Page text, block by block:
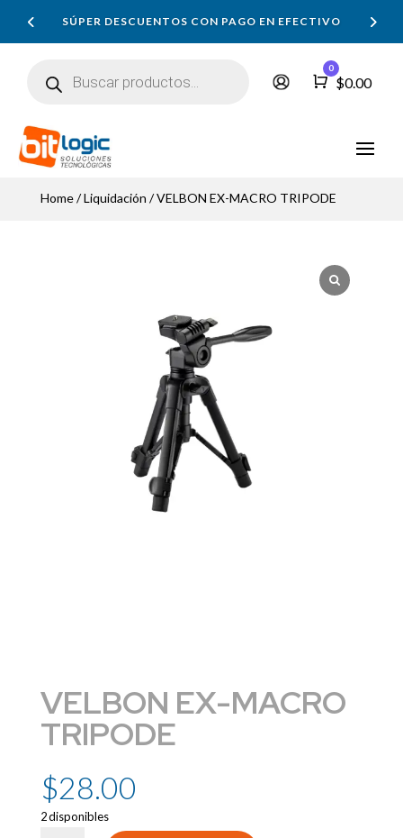
SÚPER DESCUENTOS CON PAGO EN EFECTIVO
productos
Carro
0
$0.00
Home/Liquidación / VELBON EX-MACRO TRIPODE
VELBON EX-MACRO
TRIPODE
$28.00
2 disponibles